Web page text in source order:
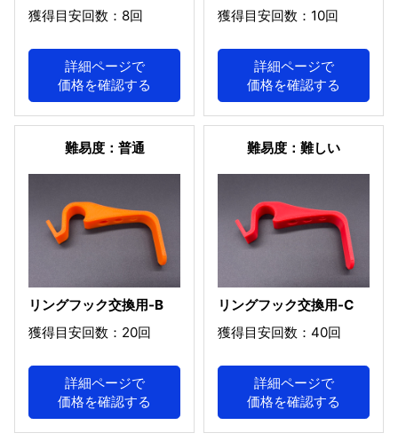
獲得目安回数：8回
詳細ページで
価格を確認する
獲得目安回数：10回
詳細ページで
価格を確認する
難易度：普通
リングフック交換用-B
獲得目安回数：20回
詳細ページで
価格を確認する
難易度：難しい
リングフック交換用-C
獲得目安回数：40回
詳細ページで
価格を確認する